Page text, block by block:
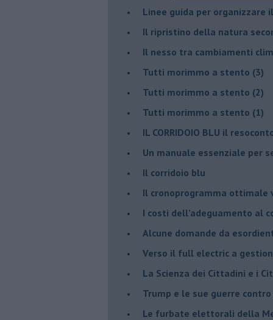
​Linee guida per organizzare
​Il ripristino della natura
Il nesso tra cambiamenti
Tutti morimmo a stento (3)
Tutti morimmo a stento (2)
​Tutti morimmo a stento (1)
IL CORRIDOIO BLU il
Un manuale essenziale per
Il corridoio blu
​Il cronoprogramma
​I costi dell’adeguamento al
Alcune domande da
Verso il full electric a
​La Scienza dei Cittadini e i
Trump e le sue guerre
​Le furbate elettorali della